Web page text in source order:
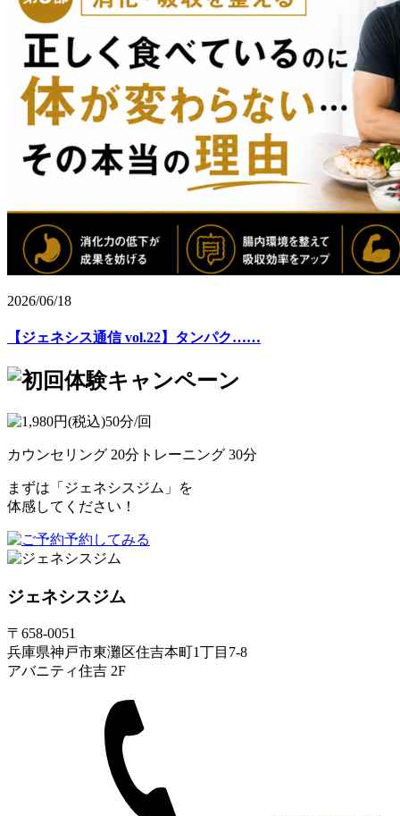
2026/06/18
【ジェネシス通信 vol.22】タンパク……
カウンセリング 20分 トレーニング 30分
まずは「ジェネシスジム」を
体感してください！
予約してみる
ジェネシスジム
〒658-0051
兵庫県神戸市東灘区住吉本町1丁目7-8
アバニティ住吉 2F